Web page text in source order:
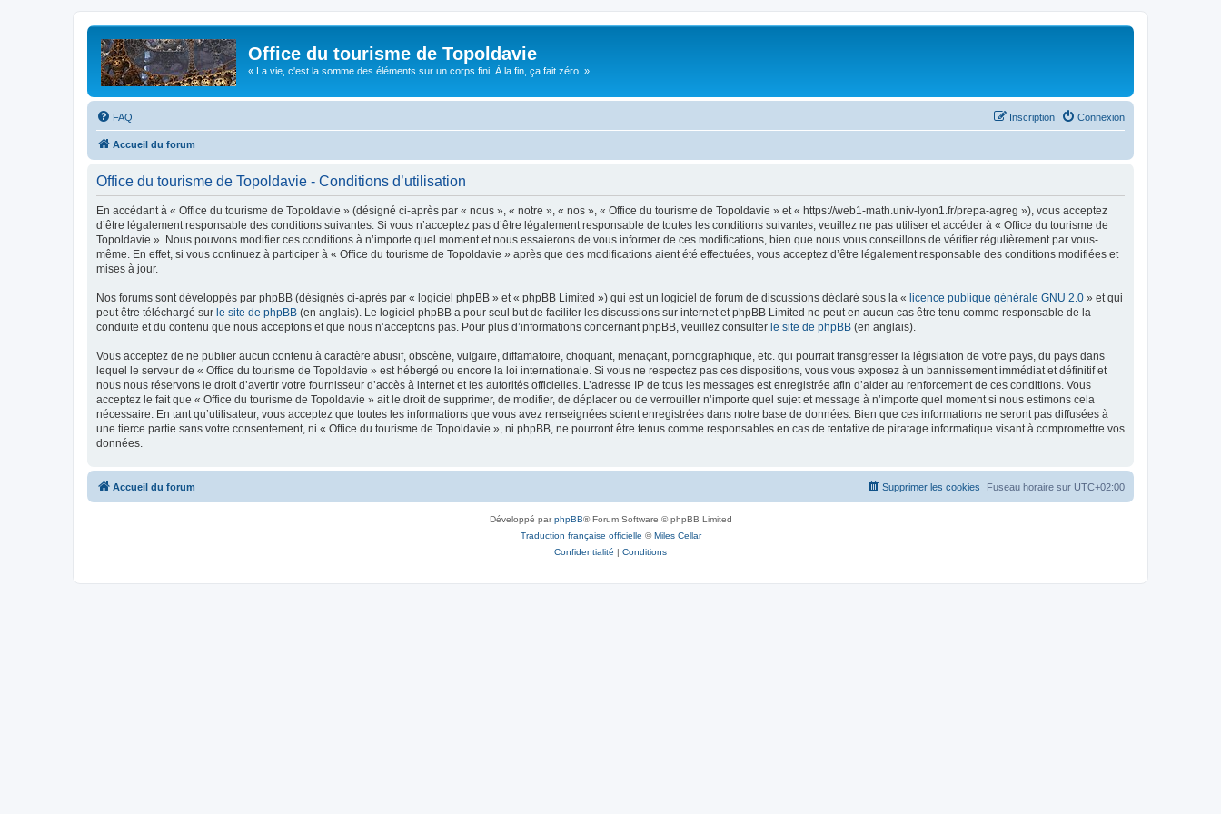
Office du tourisme de Topoldavie
« La vie, c'est la somme des éléments sur un corps fini. À la fin, ça fait zéro. »
FAQ Connexion
Inscription
Accueil du forum
Office du tourisme de Topoldavie - Conditions d’utilisation
En accédant à « Office du tourisme de Topoldavie » (désigné ci-après par « nous », « notre », « nos », « Office du tourisme de Topoldavie » et « https://web1-math.univ-lyon1.fr/prepa-agreg »), vous acceptez
d’être légalement responsable des conditions suivantes. Si vous n’acceptez pas d’être légalement responsable de toutes les conditions suivantes, veuillez ne pas utiliser et accéder à « Office du tourisme de
Topoldavie ». Nous pouvons modifier ces conditions à n’importe quel moment et nous essaierons de vous informer de ces modifications, bien que nous vous conseillons de vérifier régulièrement par vous-
même. En effet, si vous continuez à participer à « Office du tourisme de Topoldavie » après que des modifications aient été effectuées, vous acceptez d’être légalement responsable des conditions modifiées et
mises à jour.
Nos forums sont développés par phpBB (désignés ci-après par « logiciel phpBB » et « phpBB Limited ») qui est un logiciel de forum de discussions déclaré sous la « licence publique générale GNU 2.0 » et qui
peut être téléchargé sur le site de phpBB (en anglais). Le logiciel phpBB a pour seul but de faciliter les discussions sur internet et phpBB Limited ne peut en aucun cas être tenu comme responsable de la
conduite et du contenu que nous acceptons et que nous n’acceptons pas. Pour plus d’informations concernant phpBB, veuillez consulter le site de phpBB (en anglais).
Vous acceptez de ne publier aucun contenu à caractère abusif, obscène, vulgaire, diffamatoire, choquant, menaçant, pornographique, etc. qui pourrait transgresser la législation de votre pays, du pays dans
lequel le serveur de « Office du tourisme de Topoldavie » est hébergé ou encore la loi internationale. Si vous ne respectez pas ces dispositions, vous vous exposez à un bannissement immédiat et définitif et
nous nous réservons le droit d’avertir votre fournisseur d’accès à internet et les autorités officielles. L’adresse IP de tous les messages est enregistrée afin d’aider au renforcement de ces conditions. Vous
acceptez le fait que « Office du tourisme de Topoldavie » ait le droit de supprimer, de modifier, de déplacer ou de verrouiller n’importe quel sujet et message à n’importe quel moment si nous estimons cela
nécessaire. En tant qu’utilisateur, vous acceptez que toutes les informations que vous avez renseignées soient enregistrées dans notre base de données. Bien que ces informations ne seront pas diffusées à
une tierce partie sans votre consentement, ni « Office du tourisme de Topoldavie », ni phpBB, ne pourront être tenus comme responsables en cas de tentative de piratage informatique visant à compromettre vos
données.
Accueil du forum Fuseau horaire sur UTC+02:00
Supprimer les cookies
Développé parphpBB® Forum Software © phpBB Limited
Traduction française officielle ©Miles Cellar
Confidentialité | Conditions